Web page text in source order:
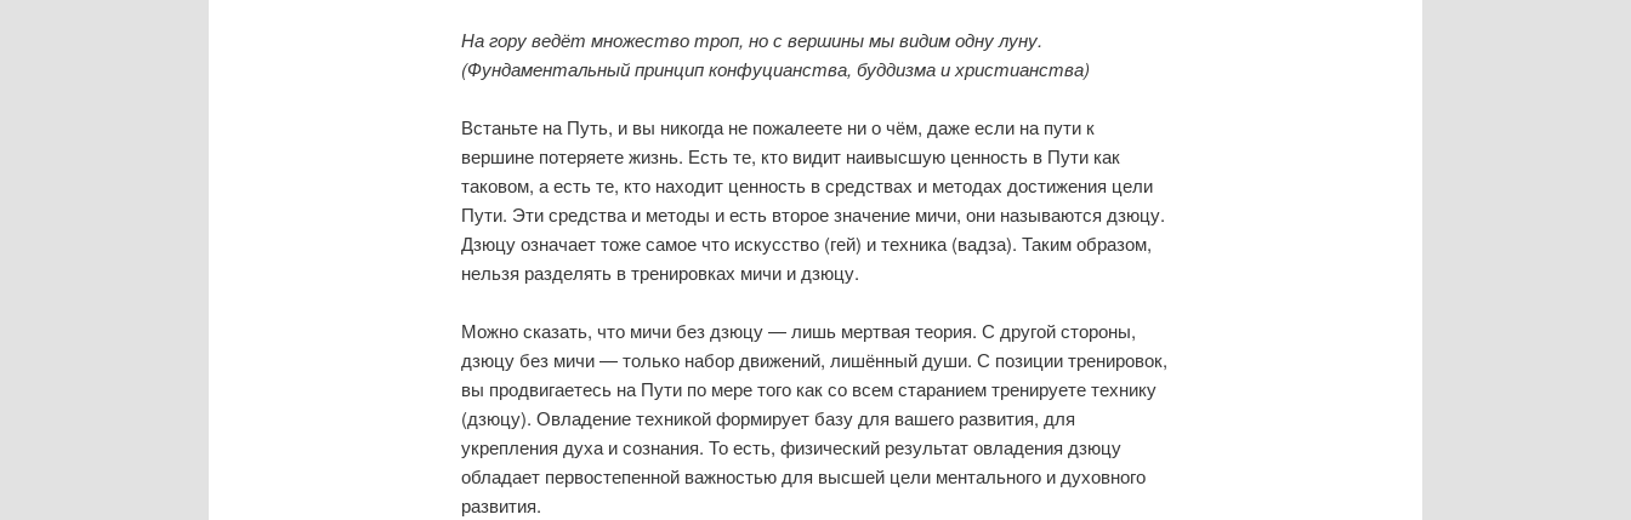
На гору ведёт множество троп, но с вершины мы видим одну луну.
(Фундаментальный принцип конфуцианства, буддизма и христианства)
Встаньте на Путь, и вы никогда не пожалеете ни о чём, даже если на пути к
вершине потеряете жизнь. Есть те, кто видит наивысшую ценность в Пути как
таковом, а есть те, кто находит ценность в средствах и методах достижения цели
Пути. Эти средства и методы и есть второе значение мичи, они называются дзюцу.
Дзюцу означает тоже самое что искусство (гей) и техника (вадза). Таким образом,
нельзя разделять в тренировках мичи и дзюцу.
Можно сказать, что мичи без дзюцу — лишь мертвая теория. С другой стороны,
дзюцу без мичи — только набор движений, лишённый души. С позиции тренировок,
вы продвигаетесь на Пути по мере того как со всем старанием тренируете технику
(дзюцу). Овладение техникой формирует базу для вашего развития, для
укрепления духа и сознания. То есть, физический результат овладения дзюцу
обладает первостепенной важностью для высшей цели ментального и духовного
развития.